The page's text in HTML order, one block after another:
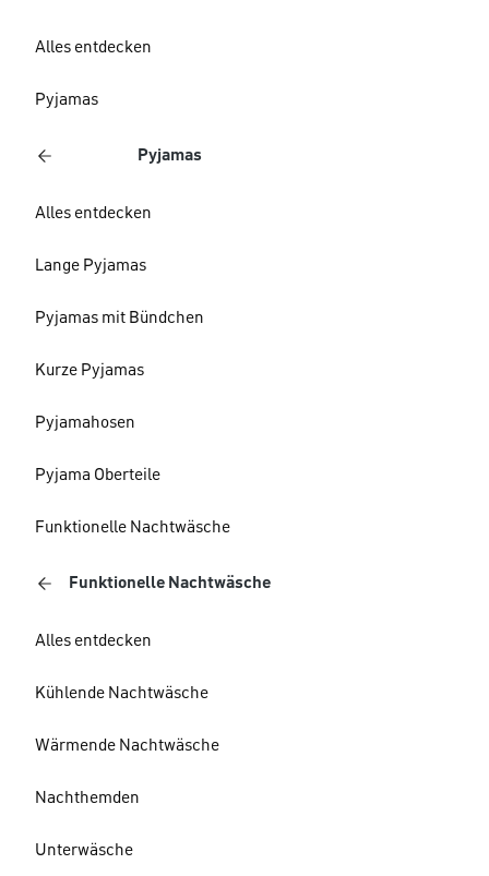
Alles entdecken
Pyjamas
Pyjamas
Alles entdecken
Lange Pyjamas
Pyjamas mit Bündchen
Kurze Pyjamas
Pyjamahosen
Pyjama Oberteile
Funktionelle Nachtwäsche
Funktionelle Nachtwäsche
Alles entdecken
Kühlende Nachtwäsche
Wärmende Nachtwäsche
Nachthemden
Unterwäsche